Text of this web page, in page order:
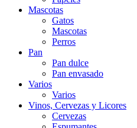
Mascotas
Gatos
Mascotas
Perros
Pan
Pan dulce
Pan envasado
Varios
Varios
Vinos, Cervezas y Licores
Cervezas